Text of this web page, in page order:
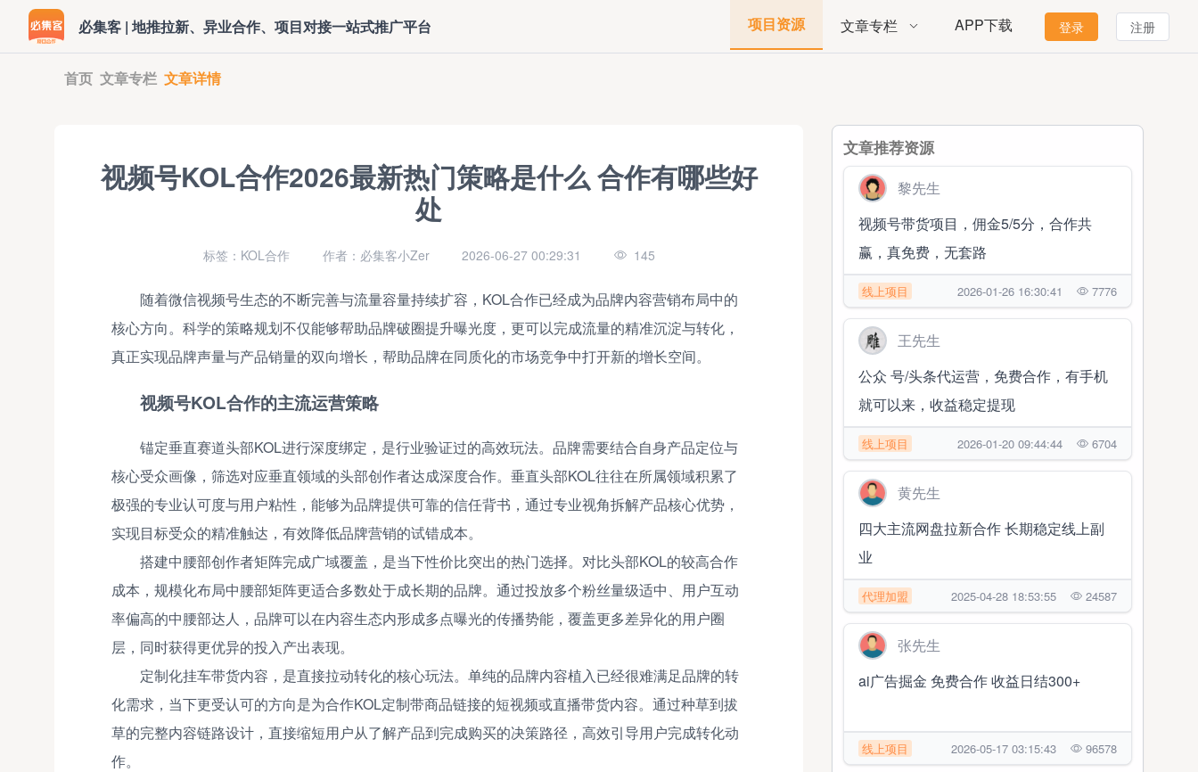
必集客 | 地推拉新、异业合作、项目对接一站式推广平台 项目资源 文章专栏 APP下载 登录 注册
首页 文章专栏 文章详情
视频号KOL合作2026最新热门策略是什么 合作有哪些好
处
标签：KOL合作 作者：必集客小Zer 2026-06-27 00:29:31 145
随着微信视频号生态的不断完善与流量容量持续扩容，KOL合作已经成为品牌内容营销布局中的
核心方向。科学的策略规划不仅能够帮助品牌破圈提升曝光度，更可以完成流量的精准沉淀与转化，
真正实现品牌声量与产品销量的双向增长，帮助品牌在同质化的市场竞争中打开新的增长空间。
视频号KOL合作的主流运营策略
锚定垂直赛道头部KOL进行深度绑定，是行业验证过的高效玩法。品牌需要结合自身产品定位与
核心受众画像，筛选对应垂直领域的头部创作者达成深度合作。垂直头部KOL往往在所属领域积累了
极强的专业认可度与用户粘性，能够为品牌提供可靠的信任背书，通过专业视角拆解产品核心优势，
实现目标受众的精准触达，有效降低品牌营销的试错成本。
搭建中腰部创作者矩阵完成广域覆盖，是当下性价比突出的热门选择。对比头部KOL的较高合作
成本，规模化布局中腰部矩阵更适合多数处于成长期的品牌。通过投放多个粉丝量级适中、用户互动
率偏高的中腰部达人，品牌可以在内容生态内形成多点曝光的传播势能，覆盖更多差异化的用户圈
层，同时获得更优异的投入产出表现。
定制化挂车带货内容，是直接拉动转化的核心玩法。单纯的品牌内容植入已经很难满足品牌的转
化需求，当下更受认可的方向是为合作KOL定制带商品链接的短视频或直播带货内容。通过种草到拔
草的完整内容链路设计，直接缩短用户从了解产品到完成购买的决策路径，高效引导用户完成转化动
作。
文章推荐资源
黎先生
视频号带货项目，佣金5/5分，合作共
赢，真免费，无套路
线上项目 2026-01-26 16:30:41 7776
王先生
公众 号/头条代运营，免费合作，有手机
就可以来，收益稳定提现
线上项目 2026-01-20 09:44:44 6704
黄先生
四大主流网盘拉新合作 长期稳定线上副
业
代理加盟 2025-04-28 18:53:55 24587
张先生
ai广告掘金 免费合作 收益日结300+
线上项目 2026-05-17 03:15:43 96578